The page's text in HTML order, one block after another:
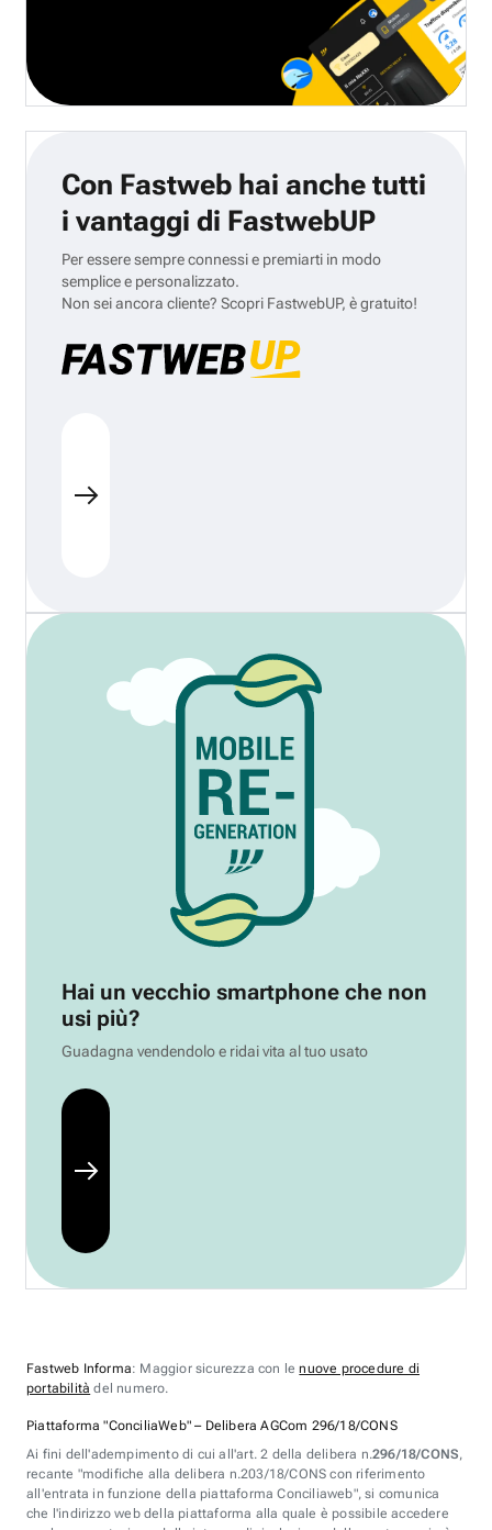
Con Fastweb hai anche tutti
i vantaggi di FastwebUP
Per essere sempre connessi e premiarti in modo
semplice e personalizzato.
Non sei ancora cliente? Scopri FastwebUP, è gratuito!
Hai un vecchio smartphone che non
usi più?
Guadagna vendendolo e ridai vita al tuo usato
Fastweb Informa: Maggior sicurezza con lenuove procedure di
portabilità del numero.
Piattaforma "ConciliaWeb" – Delibera AGCom 296/18/CONS
Ai fini dell'adempimento di cui all'art. 2 della delibera n.296/18/CONS,
recante "modifiche alla delibera n.203/18/CONS con riferimento
all'entrata in funzione della piattaforma Conciliaweb", si comunica
che l'indirizzo web della piattaforma alla quale è possibile accedere